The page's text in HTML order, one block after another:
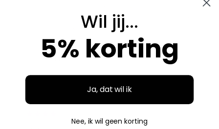
Breed assortiment en alles is origineel. Hier bestel ik
Aidan
Wil jij...
5% korting
Ja, dat wil ik
Nee, ik wil geen korting